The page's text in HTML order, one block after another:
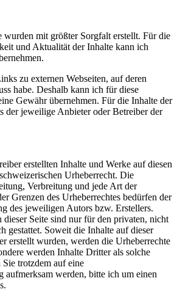
wurden mit größter Sorgfalt erstellt. Für die
und Aktualität der Inhalte kann ich
zu externen Webseiten, auf deren
habe. Deshalb kann ich für diese
Gewähr übernehmen. Für die Inhalte der
der jeweilige Anbieter oder Betreiber der
erstellten Inhalte und Werke auf diesen
Urheberrecht. Die
Verbreitung und jede Art der
Grenzen des Urheberrechtes bedürfen der
des jeweiligen Autors bzw. Erstellers.
Seite sind nur für den privaten, nicht
gestattet. Soweit die Inhalte auf dieser
erstellt wurden, werden die Urheberrechte
werden Inhalte Dritter als solche
trotzdem auf eine
aufmerksam werden, bitte ich um einen